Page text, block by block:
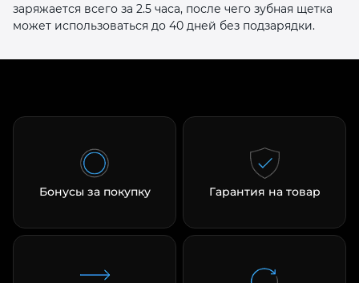
заряжается всего за 2.5 часа, после чего зубная щетка
может использоваться до 40 дней без подзарядки.
Бонусы за покупку Гарантия на товар